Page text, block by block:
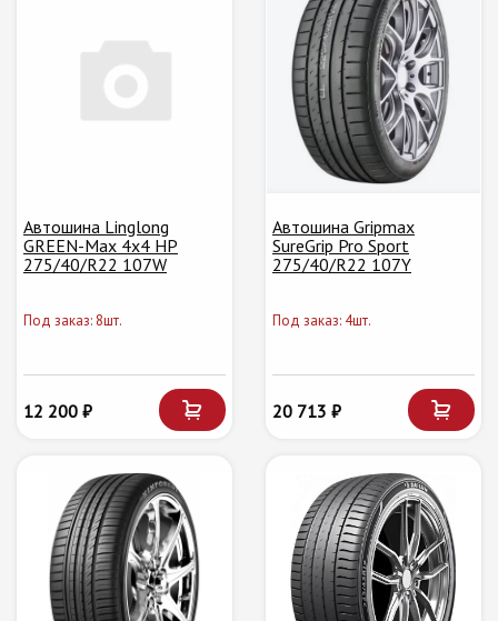
Автошина Linglong
GREEN-Max 4x4 HP
275/40/R22 107W
Под заказ: 8шт.
12 200 ₽
Автошина Gripmax
SureGrip Pro Sport
275/40/R22 107Y
Под заказ: 4шт.
20 713 ₽